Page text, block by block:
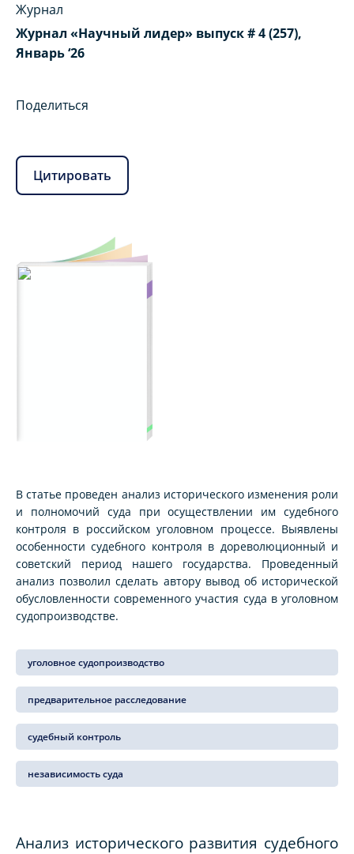
Журнал
Журнал «Научный лидер» выпуск # 4 (257),
Январь ‘26
Поделиться
Цитировать
В статье проведен анализ исторического изменения роли
и полномочий суда при осуществлении им судебного
контроля в российском уголовном процессе. Выявлены
особенности судебного контроля в дореволюционный и
советский период нашего государства. Проведенный
анализ позволил сделать автору вывод об исторической
обусловленности современного участия суда в уголовном
судопроизводстве.
уголовное судопроизводство
предварительное расследование
судебный контроль
независимость суда
Анализ исторического развития судебного